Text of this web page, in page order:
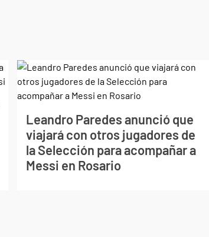
Leandro Paredes anunció que
viajará con otros jugadores de
la Selección para acompañar a
Messi en Rosario